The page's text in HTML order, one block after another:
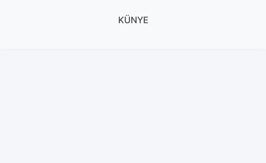
KÜNYE